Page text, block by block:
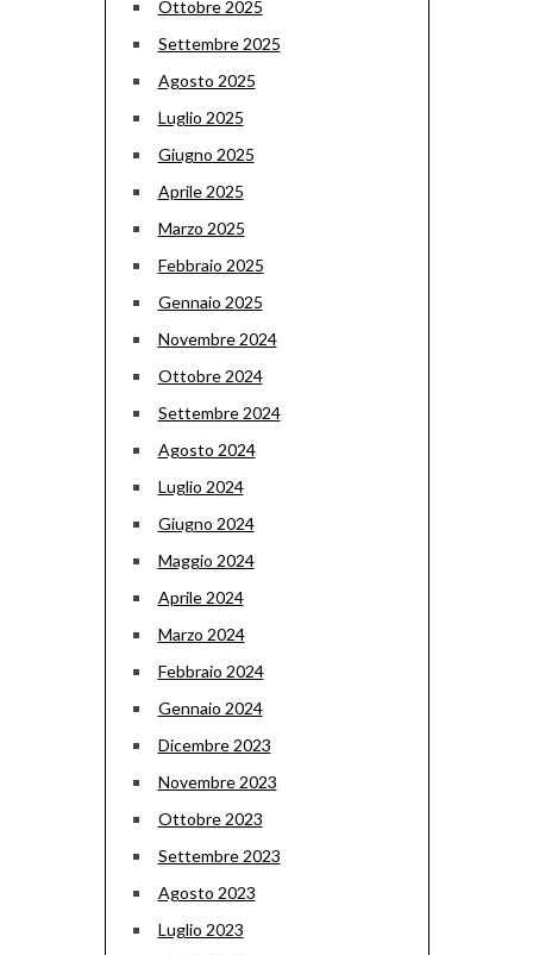
Ottobre 2025
Settembre 2025
Agosto 2025
Luglio 2025
Giugno 2025
Aprile 2025
Marzo 2025
Febbraio 2025
Gennaio 2025
Novembre 2024
Ottobre 2024
Settembre 2024
Agosto 2024
Luglio 2024
Giugno 2024
Maggio 2024
Aprile 2024
Marzo 2024
Febbraio 2024
Gennaio 2024
Dicembre 2023
Novembre 2023
Ottobre 2023
Settembre 2023
Agosto 2023
Luglio 2023